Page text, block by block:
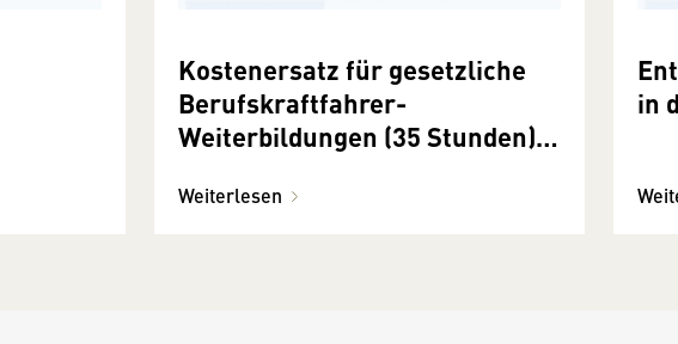
Kostenersatz für gesetzliche
Berufskraftfahrer-
Weiterbildungen (35 Stunden)
Weiterlesen
in